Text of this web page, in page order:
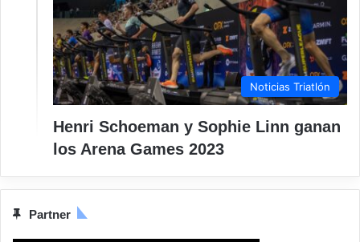
Noticias Triatlón
Henri Schoeman y Sophie Linn ganan
los Arena Games 2023
Partner